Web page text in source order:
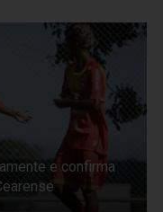
e confirma